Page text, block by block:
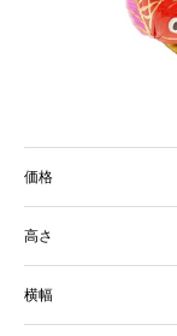
価格
高さ
横幅